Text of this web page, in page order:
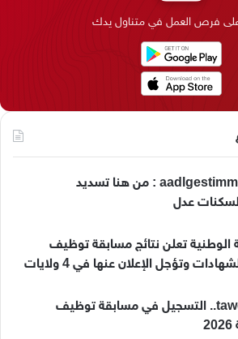
ن
ا
م
م
k
فرص العمل في متناول يدك
aadlgestimmo.dz/epayement : من هنا تسديد
عدل
الوطنية تعلن نتائج مسابقة توظيف
وتؤجل الإعلان عنها في 4 ولايات
tawdif.education.dz.. التسجيل في مسابقة توظيف